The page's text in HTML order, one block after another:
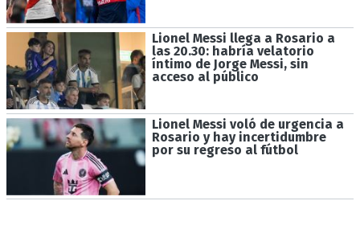
Lionel Messi llega a Rosario a
las 20.30: habría velatorio
íntimo de Jorge Messi, sin
acceso al público
Lionel Messi voló de urgencia a
Rosario y hay incertidumbre
por su regreso al fútbol